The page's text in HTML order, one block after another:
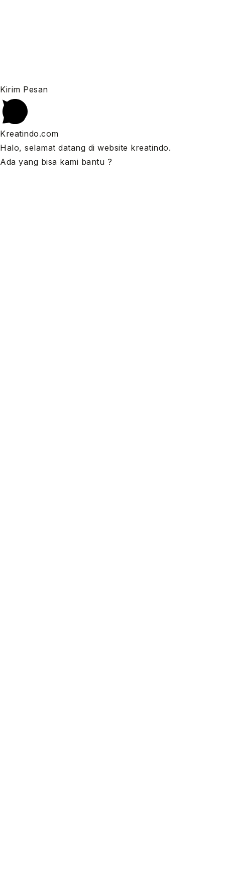
Kirim Pesan
Kreatindo.com
Halo, selamat datang di website kreatindo.
Ada yang bisa kami bantu ?